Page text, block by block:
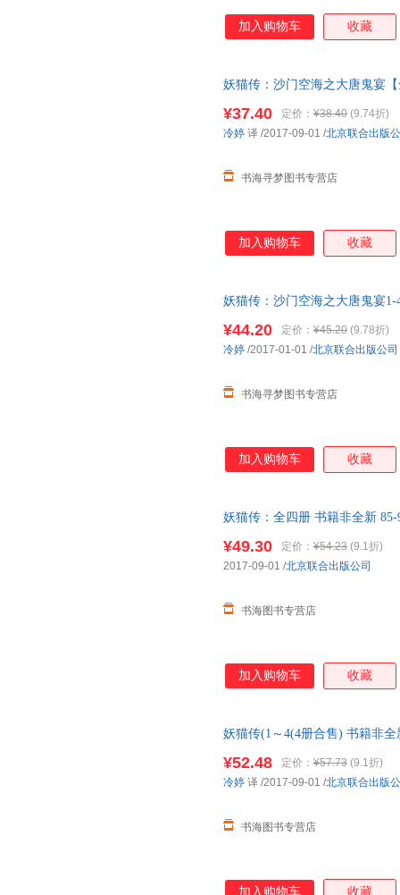
加入购物车 收藏
妖猫传：沙门空海之大唐鬼宴
¥37.40 定价： ¥38.40 (9.74折)
书海寻梦图书专营店
冷婷 译 /2017-09-01 /北京联合出版
加入购物车 收藏
妖猫传：沙门空海之大唐鬼宴
¥44.20 定价： ¥45.20 (9.78折)
书海寻梦图书专营店
冷婷 /2017-01-01 /北京联合出版公司
加入购物车 收藏
妖猫传：全四册 书籍非全新
¥49.30 定价： ¥54.23 (9.1折)
书海图书专营店
2017-09-01 /北京联合出版公司
加入购物车 收藏
妖猫传(1～4(4册合售) 书籍非
¥52.48 定价： ¥57.73 (9.1折)
书海图书专营店
冷婷 译 /2017-09-01 /北京联合出版
加入购物车 收藏